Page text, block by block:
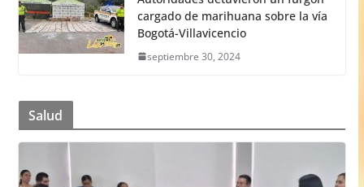
cargado de marihuana sobre la vía
Bogotá-Villavicencio
septiembre 30, 2024
Salud